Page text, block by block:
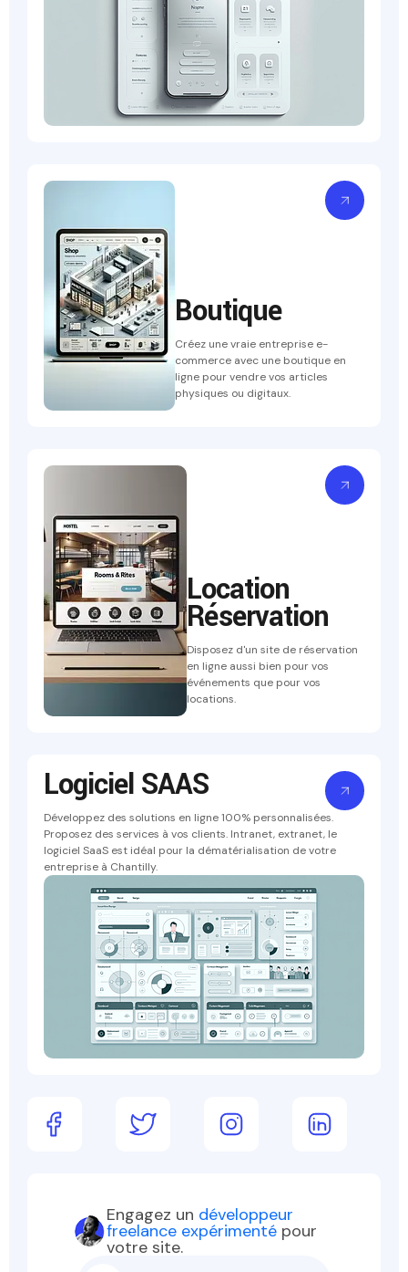
Boutique
Créez une vraie entreprise e-
commerce avec une boutique en
ligne pour vendre vos articles
physiques ou digitaux.
Location
Réservation
Disposez d'un site de réservation
en ligne aussi bien pour vos
événements que pour vos
locations.
Logiciel SAAS
Développez des solutions en ligne 100% personnalisées.
Proposez des services à vos clients. Intranet, extranet, le
logiciel SaaS est idéal pour la dématérialisation de votre
entreprise à Chantilly.
Engagez un développeur
freelance expérimenté pour
votre site.